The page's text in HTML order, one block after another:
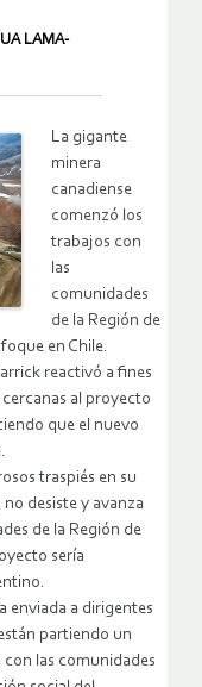
LAMA-
La gigante
minera
canadiense
comenzó los
trabajos con
las
comunidades
de la Región de
en Chile.
reactivó a fines
al proyecto
que el nuevo
traspiés en su
desiste y avanza
de la Región de
sería
enviada a dirigentes
partiendo un
las comunidades